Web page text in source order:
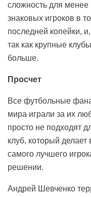
сложность для менее
знаковых игроков в
последней копейки,
так как крупные
больше.
Просчет
Все футбольные
мира играли за их
просто не подходят
клуб, который
самого лучшего
решении.
Андрей Шевченко